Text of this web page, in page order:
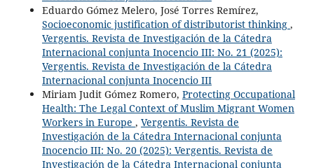
Eduardo Gómez Melero, José Torres Remírez,
Socioeconomic justification of distributorist thinking ,
Vergentis. Revista de Investigación de la Cátedra
Internacional conjunta Inocencio III: No. 21 (2025):
Vergentis. Revista de Investigación de la Cátedra
Internacional conjunta Inocencio III
Miriam Judit Gómez Romero, Protecting Occupational
Health: The Legal Context of Muslim Migrant Women
Workers in Europe , Vergentis. Revista de
Investigación de la Cátedra Internacional conjunta
Inocencio III: No. 20 (2025): Vergentis. Revista de
Investigación de la Cátedra Internacional conjunta